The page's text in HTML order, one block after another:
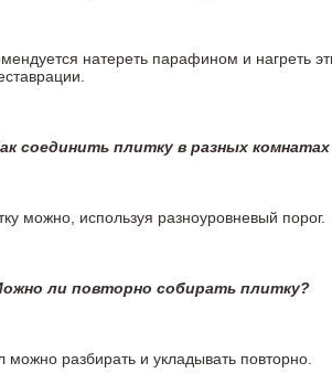
натереть парафином и нагреть
соединить плитку в разных
можно, используя разноуровневый порог.
ли повторно собирать плитку?
можно разбирать и укладывать повторно.